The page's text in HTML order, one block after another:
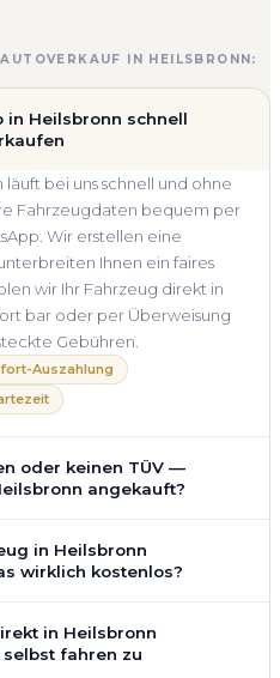
IN HEILSBRONN:
in Heilsbronn schnell
bei uns schnell und ohne
Fahrzeugdaten bequem per
Wir erstellen eine
Ihnen ein faires
wir Ihr Fahrzeug direkt in
bar oder per Überweisung
Gebühren.
Auszahlung
oder keinen TÜV —
angekauft?
abgelaufenem TÜV oder
direkt in Heilsbronn an. Der
Rechner berücksichtigen
aktuelle Nachfrage für eine
in Heilsbronn
wirklich kostenlos?
und unverbindlich. Wir
Kilometerstand, Ausstattung,
in Heilsbronn
fahren zu